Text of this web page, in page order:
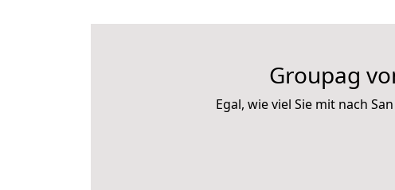
Groupag
Egal, wie viel Sie mit nach